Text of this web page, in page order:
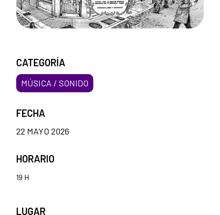
CATEGORÍA
MÚSICA / SONIDO
FECHA
22 MAYO 2026
HORARIO
19 H
LUGAR